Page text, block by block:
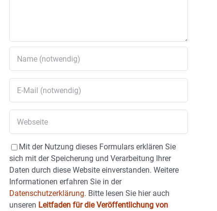
Mit der Nutzung dieses Formulars erklären Sie
sich mit der Speicherung und Verarbeitung Ihrer
Daten durch diese Website einverstanden. Weitere
Informationen erfahren Sie in der
Datenschutzerklärung. Bitte lesen Sie hier auch
unseren Leitfaden für die Veröffentlichung von